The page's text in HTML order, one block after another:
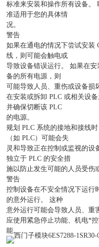
标准来安装和操作所有设备。
准适用于您的具体情
况。
警告
如果在通电的情况下尝试安装
线，则可能会触电或
导致设备错误运行。 如果在
备的所有电源，则
可能导致人员、重伤或设备损
在安装或拆卸 PLC 或相关设
并确保切断该 PLC
的电源。
规划 PLC 系统的接地和接线
（如 PLC）可能会失
灵和导致正在控制或监视的设
独立于 PLC 的安全措
施以防止发生可能的人员受伤
警告
控制设备在不安全情况下运行
的意外运行。 这种
意外运行可能会导致人员、重
应使用紧急停止功能、机电*
能。